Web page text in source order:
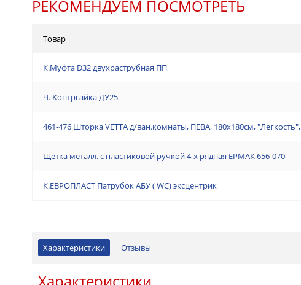
РЕКОМЕНДУЕМ ПОСМОТРЕТЬ
Товар
К.Муфта D32 двухраструбная ПП
Ч. Контргайка ДУ25
461-476 Шторка VETTA д/ван.комнаты, ПЕВА, 180x180см,
Щетка металл. с пластиковой ручкой 4-х рядная ЕРМАК 656-070
К.ЕВРОПЛАСТ Патрубок АБУ ( WC) эксцентрик
Характеристики Отзывы